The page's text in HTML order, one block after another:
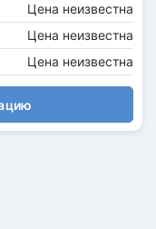
Цена неизвестна
Цена неизвестна
Цена неизвестна